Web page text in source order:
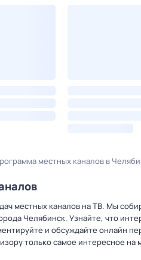
местных каналов в
местных каналов на ТВ. Мы
Челябинск. Узнайте, что
и обсуждайте онлайн
только самое интересное на